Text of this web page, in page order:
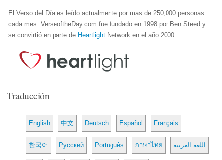
El Verso del Día es leído actualmente por mas de 250,000 personas
cada mes. VerseoftheDay.com fue fundado en 1998 por Ben Steed y
se convirtió en parte de Heartlight Network en el año 2000.
Traducción
English 中文 Deutsch Español Français
한국어 Русский Português ภาษาไทย اللغة العربية